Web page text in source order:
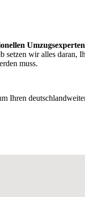
Umzugsexperten
wir alles daran,
muss.
Ihren